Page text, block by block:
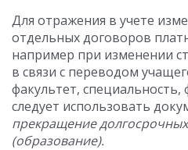
Для отражения в учете
отдельных договоров
например при изменении
в связи с переводом
факультет, специальность,
следует использовать
прекращение
(образование).